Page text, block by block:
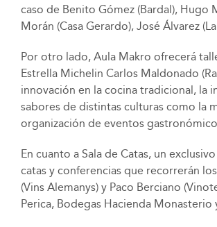
caso de Benito Gómez (Bardal), Hugo
Morán (Casa Gerardo), José Álvarez
Por otro lado, Aula Makro ofrecerá
Estrella Michelin Carlos Maldonado
innovación en la cocina tradicional, la
sabores de distintas culturas como la
organización de eventos
En cuanto a Sala de Catas, un
catas y conferencias que recorrerán
(Vins Alemanys) y Paco Berciano
Perica, Bodegas Hacienda